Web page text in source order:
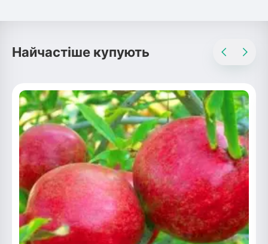
Найчастіше купують